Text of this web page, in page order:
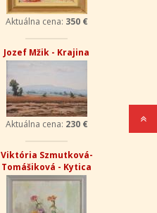
Aktuálna cena: 350 €
Jozef Mžik - Krajina
Aktuálna cena: 230 €
Viktória Szmutková-
Tomášiková - Kytica